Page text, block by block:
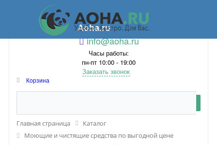
Aoha.ru
info@aoha.ru
Часы работы:
пн-пт 10:00 - 19:00
Заказать звонок
Корзина
Главная страница
Каталог
Моющие и чистящие средства по выгодной цене